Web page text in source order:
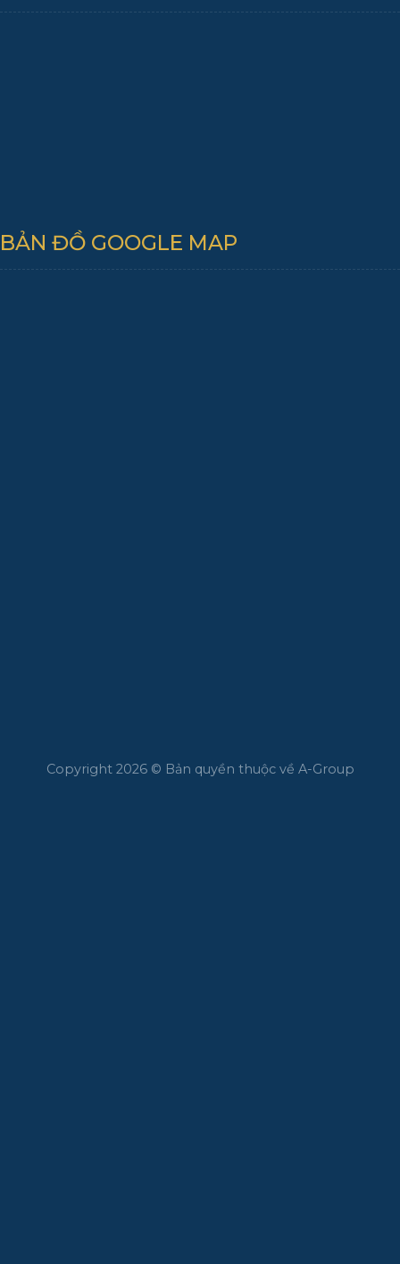
BẢN ĐỒ GOOGLE MAP
Copyright 2026 © Bản quyền thuộc về A-Group